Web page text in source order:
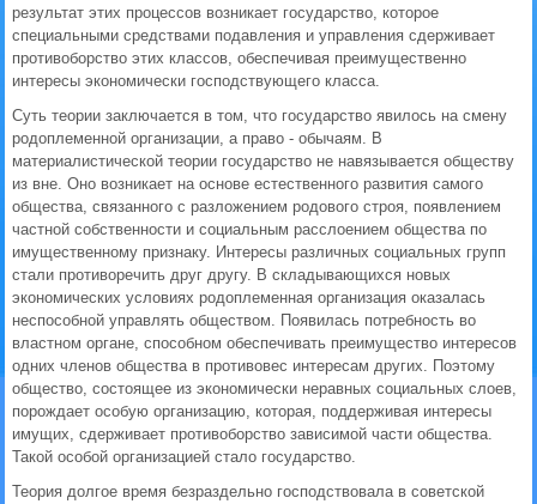
результат этих процессов возникает государство, которое
специальными средствами подавления и управления сдерживает
противоборство этих классов, обеспечивая преимущественно
интересы экономически господствующего класса.
Суть теории заключается в том, что государство явилось на смену
родоплеменной организации, а право - обычаям. В
материалистической теории государство не навязывается обществу
из вне. Оно возникает на основе естественного развития самого
общества, связанного с разложением родового строя, появлением
частной собственности и социальным расслоением общества по
имущественному признаку. Интересы различных социальных групп
стали противоречить друг другу. В складывающихся новых
экономических условиях родоплеменная организация оказалась
неспособной управлять обществом. Появилась потребность во
властном органе, способном обеспечивать преимущество интересов
одних членов общества в противовес интересам других. Поэтому
общество, состоящее из экономически неравных социальных слоев,
порождает особую организацию, которая, поддерживая интересы
имущих, сдерживает противоборство зависимой части общества.
Такой особой организацией стало государство.
Теория долгое время безраздельно господствовала в советской